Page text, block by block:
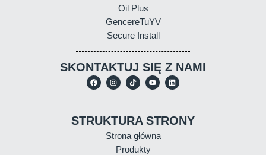
Oil Plus
GencereTuYV
Secure Install
SKONTAKTUJ SIĘ Z NAMI
STRUKTURA STRONY
Strona główna
Produkty